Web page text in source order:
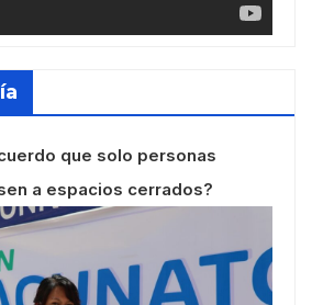
que solo personas
a espacios cerrados?